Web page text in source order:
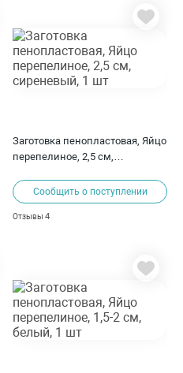
Заготовка пенопластовая, Яйцо
перепелиное, 2,5 см,
Сообщить о поступлении
Отзывы4